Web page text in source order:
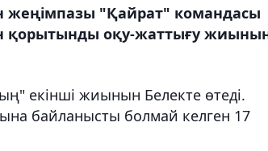
жеңімпазы "Қайрат" командасы
қорытынды оқу-жаттығу
екінші жиынын Белекте өтеді.
байланысты болмай келген 17